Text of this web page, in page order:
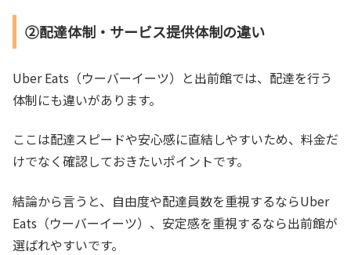
②配達体制・サービス提供体制の違い
Uber Eats（ウーバーイーツ）と出前館では、配達を行う
体制にも違いがあります。
ここは配達スピードや安心感に直結しやすいため、料金だ
けでなく確認しておきたいポイントです。
結論から言うと、自由度や配達員数を重視するならUber
Eats（ウーバーイーツ）、安定感を重視するなら出前館が
選ばれやすいです。